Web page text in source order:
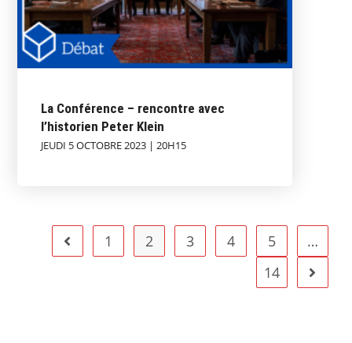
La Conférence – rencontre avec
l’historien Peter Klein
JEUDI 5 OCTOBRE 2023 | 20H15
1 2 3 4 5
…
14